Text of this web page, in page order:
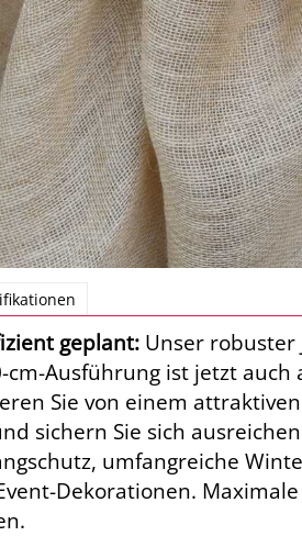
geplant: Unser robuster
Ausführung ist jetzt auch
Sie von einem
sichern Sie sich
umfangreiche
Dekorationen.